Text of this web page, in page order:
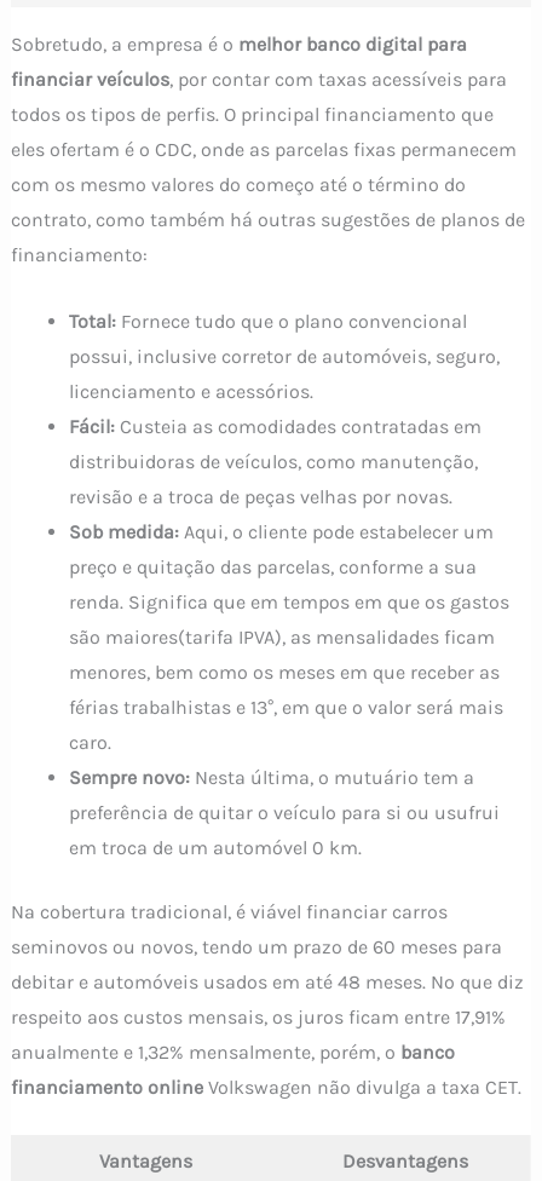
Sobretudo, a empresa é o melhor banco digital para
financiar veículos, por contar com taxas acessíveis para
todos os tipos de perfis. O principal financiamento que
eles ofertam é o CDC, onde as parcelas fixas permanecem
com os mesmo valores do começo até o término do
contrato, como também há outras sugestões de planos de
financiamento:
Total: Fornece tudo que o plano convencional
possui, inclusive corretor de automóveis, seguro,
licenciamento e acessórios.
Fácil:Custeia as comodidades contratadas em
distribuidoras de veículos, como manutenção,
revisão e a troca de peças velhas por novas.
Sob medida:Aqui, o cliente pode estabelecer um
preço e quitação das parcelas, conforme a sua
renda. Significa que em tempos em que os gastos
são maiores(tarifa IPVA), as mensalidades ficam
menores, bem como os meses em que receber as
férias trabalhistas e 13°, em que o valor será mais
caro.
Sempre novo:Nesta última, o mutuário tem a
preferência de quitar o veículo para si ou usufrui
em troca de um automóvel 0 km.
Na cobertura tradicional, é viável financiar carros
seminovos ou novos, tendo um prazo de 60 meses para
debitar e automóveis usados em até 48 meses. No que diz
respeito aos custos mensais, os juros ficam entre 17,91%
anualmente e 1,32% mensalmente, porém, o banco
financiamento onlineVolkswagen não divulga a taxa CET.
Vantagens Desvantagens